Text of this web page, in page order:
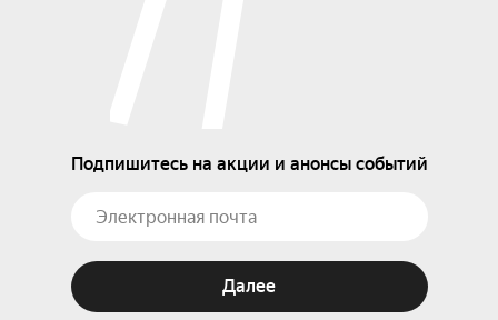
Подпишитесь на акции и анонсы событий
Далее